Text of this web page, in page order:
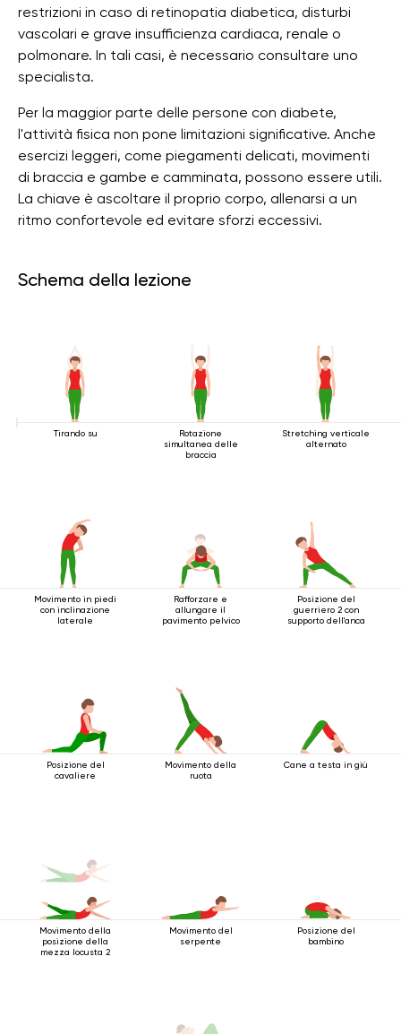
restrizioni in caso di retinopatia diabetica, disturbi
vascolari e grave insufficienza cardiaca, renale o
polmonare. In tali casi, è necessario consultare uno
specialista.
Per la maggior parte delle persone con diabete,
l'attività fisica non pone limitazioni significative. Anche
esercizi leggeri, come piegamenti delicati, movimenti
di braccia e gambe e camminata, possono essere utili.
La chiave è ascoltare il proprio corpo, allenarsi a un
ritmo confortevole ed evitare sforzi eccessivi.
Schema della lezione
Tirando su
Rotazione
simultanea delle
braccia
Stretching verticale
alternato
Movimento in piedi
con inclinazione
laterale
Rafforzare e
allungare il
pavimento pelvico
Posizione del
guerriero 2 con
supporto dell'anca
Posizione del
cavaliere
Movimento della
ruota
Cane a testa in giù
Movimento della
posizione della
mezza locusta 2
Movimento del
serpente
Posizione del
bambino